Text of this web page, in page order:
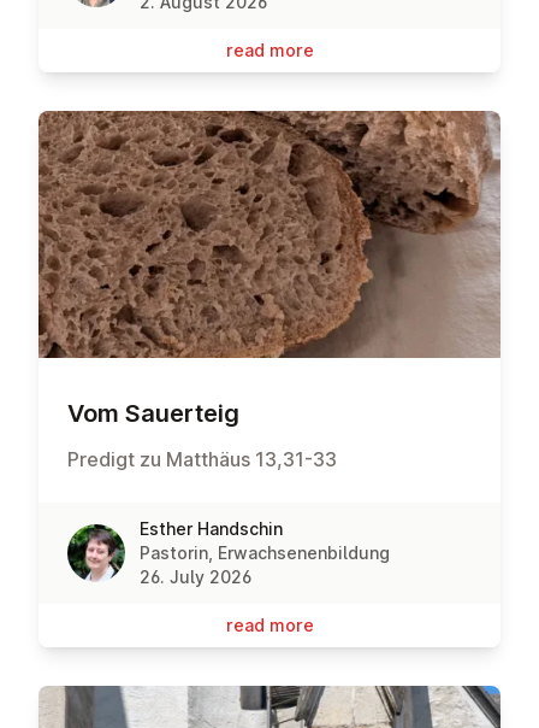
read more
Vom Sauerteig
Predigt zu Matthäus 13,31-33
Esther Handschin
Pastorin, Erwachsenenbildung
26. July 2026
read more